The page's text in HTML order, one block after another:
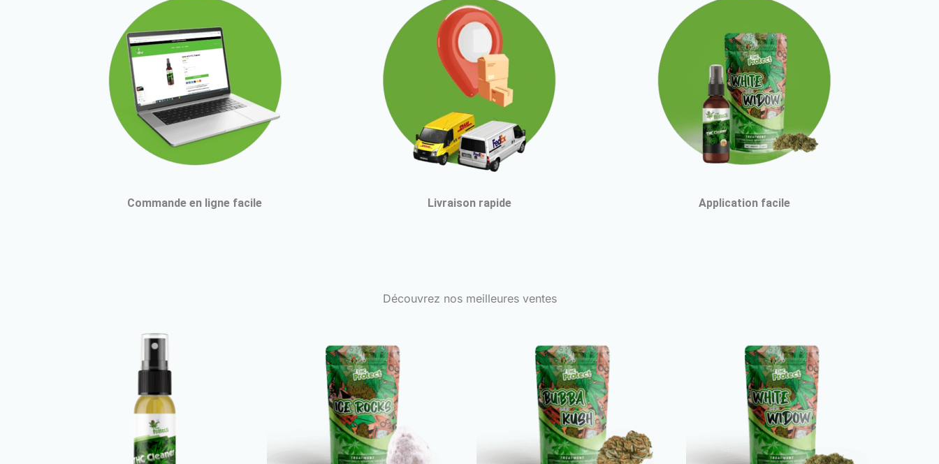
Commande en ligne facile Livraison rapide Application facile
Découvrez nos meilleures ventes